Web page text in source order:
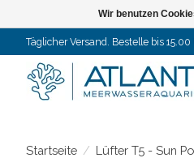
Täglicher Versand. Bestelle bis 15.00
Startseite / Lüfter T5 - Sun
Wir benutzen